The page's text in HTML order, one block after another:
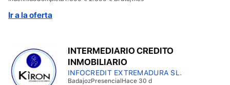
Ir a la oferta
INTERMEDIARIO CREDITO
INMOBILIARIO
INFOCREDIT EXTREMADURA SL.
BadajozPresencialHace 30 d